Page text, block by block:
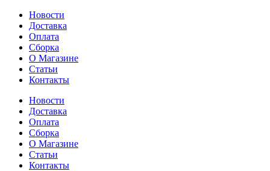
Новости
Доставка
Оплата
Сборка
О Магазине
Статьи
Контакты
Новости
Доставка
Оплата
Сборка
О Магазине
Статьи
Контакты